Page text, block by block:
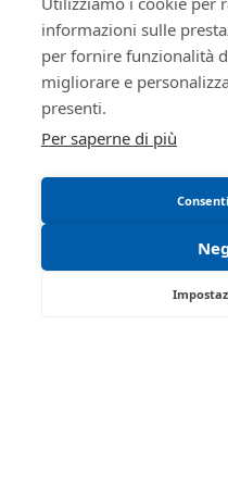
informazioni sulle
per fornire funzionalità
migliorare e
presenti.
Per saperne di più